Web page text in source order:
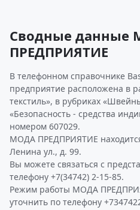
Сводные данные
ПРЕДПРИЯТИЕ
В телефонном справочнике
предприятие расположена в
текстиль», в рубриках
«Безопасность - средства
номером 607029.
МОДА ПРЕДПРИЯТИЕ
Ленина ул., д. 99.
Вы можете связаться с
телефону +7(34742) 2-15-85.
Режим работы МОДА
уточнить по телефону